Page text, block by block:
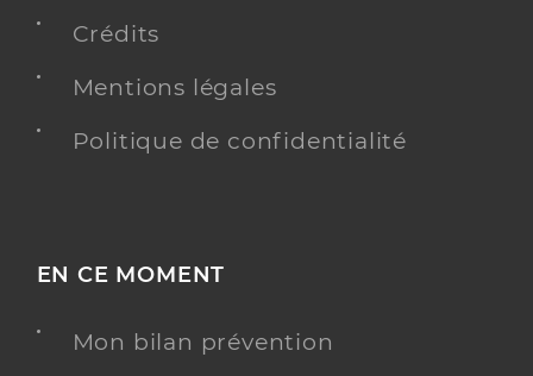
Crédits
Mentions légales
Politique de confidentialité
EN CE MOMENT
Mon bilan prévention